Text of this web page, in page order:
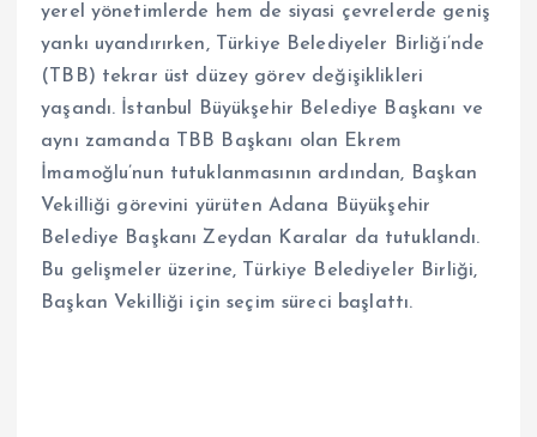
yerel yönetimlerde hem de siyasi çevrelerde geniş
yankı uyandırırken, Türkiye Belediyeler Birliği’nde
(TBB) tekrar üst düzey görev değişiklikleri
yaşandı. İstanbul Büyükşehir Belediye Başkanı ve
aynı zamanda TBB Başkanı olan Ekrem
İmamoğlu’nun tutuklanmasının ardından, Başkan
Vekilliği görevini yürüten Adana Büyükşehir
Belediye Başkanı Zeydan Karalar da tutuklandı.
Bu gelişmeler üzerine, Türkiye Belediyeler Birliği,
Başkan Vekilliği için seçim süreci başlattı.